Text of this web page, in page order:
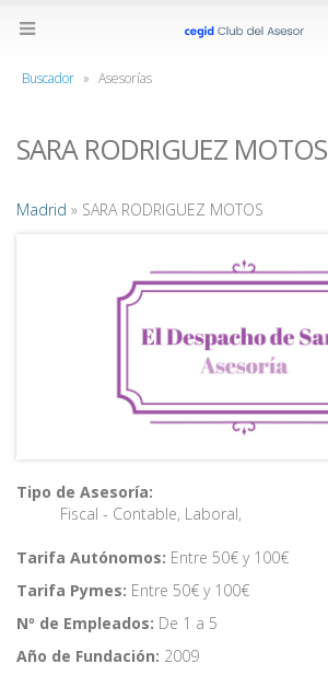
Buscador » Asesorías
SARA RODRIGUEZ MOTOS
Madrid » SARA RODRIGUEZ MOTOS
Tipo de Asesoría:
Fiscal - Contable, Laboral,
Tarifa Autónomos: Entre 50€ y 100€
Tarifa Pymes: Entre 50€ y 100€
Nº de Empleados: De 1 a 5
Año de Fundación: 2009